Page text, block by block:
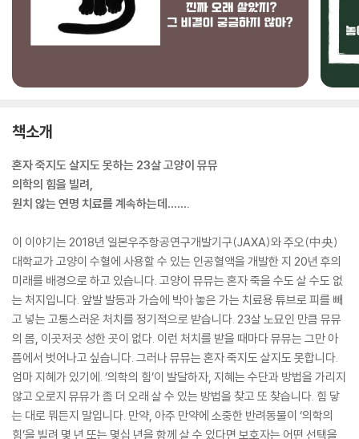
책소개
혼자 죽지도 살지도 못하는 23살 고양이 뮤뮤
의학의 힘을 빌려,
원치 않는 연명 치료를 계속하는데…….
이 이야기는 2018년 일본우주항공연구개발기구(JAXA)와 주오(中央)
대학교가 고양이 수혈에 사용할 수 있는 인공혈액을 개발한 지 20년 후의
미래를 배경으로 하고 있습니다. 고양이 뮤뮤는 혼자 죽을 수도 살 수도 없
는 처지입니다. 앞발 발등과 가슴에 박아 놓은 가는 치료용 튜브로 피를 빼
고 넣는 고통스러운 처치를 정기적으로 받습니다. 23살 노묘인 만큼 뮤뮤
의 몸, 이곳저곳 성한 곳이 없다. 이런 처치를 받을 때마다 뮤뮤는 그만 아
픔에서 벗어나고 싶습니다. 그러나 뮤뮤는 혼자 죽지도 살지도 못합니다.
엄마 지혜가 있기에. ‘의학의 힘’이 발달하자, 지혜는 수단과 방법을 가리지
않고 오로지 뮤뮤가 좀 더 오래 살 수 있는 방법을 찾고 또 찾습니다. 힘 닿
는 대로 뭐든지 말입니다. 만약, 아주 만약에 소중한 반려동물이 ‘의학의
힘’을 빌려 몇 년 또는 몇십 년을 함께 살 수 있다면 보호자는 어떤 선택을